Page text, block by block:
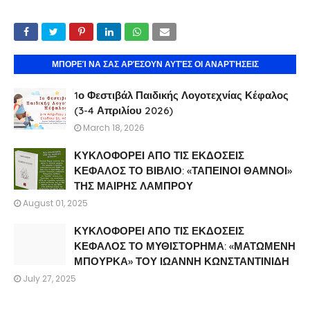
ΜΠΟΡΕΊ ΝΑ ΣΑΣ ΑΡΈΣΟΥΝ ΑΥΤΈΣ ΟΙ ΑΝΑΡΤΉΣΕΙΣ
1ο Φεστιβάλ Παιδικής Λογοτεχνίας Κέφαλος
(3-4 Απριλίου 2026)
March 18, 2026
ΚΥΚΛΟΦΟΡΕΙ ΑΠΟ ΤΙΣ ΕΚΔΟΣΕΙΣ
ΚΕΦΑΛΟΣ ΤΟ ΒΙΒΛΙΟ: «ΤΑΠΕΙΝΟΙ ΘΑΜΝΟΙ»
ΤΗΣ ΜΑΙΡΗΣ ΛΑΜΠΡΟΥ
August 01, 2025
ΚΥΚΛΟΦΟΡΕΙ ΑΠΟ ΤΙΣ ΕΚΔΟΣΕΙΣ
ΚΕΦΑΛΟΣ ΤΟ ΜΥΘΙΣΤΟΡΗΜΑ: «ΜΑΤΩΜΕΝΗ
ΜΠΟΥΡΚΑ» ΤΟΥ ΙΩΑΝΝΗ ΚΩΝΣΤΑΝΤΙΝΙΔΗ
July 27, 2025